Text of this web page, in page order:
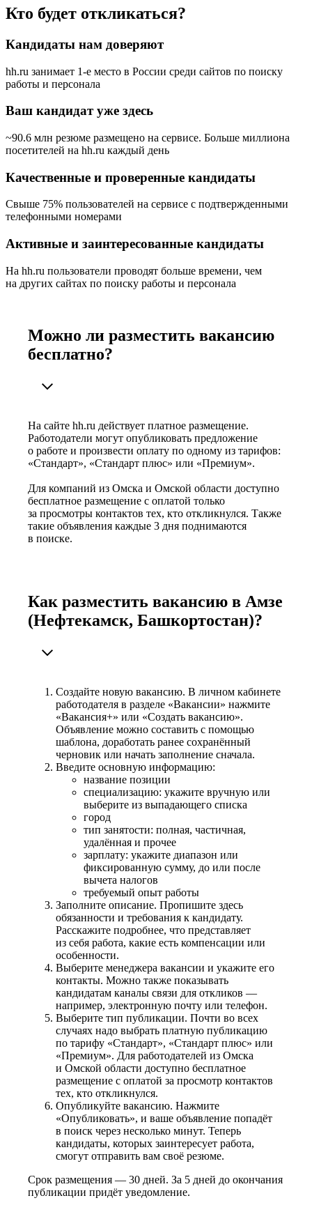
Кто будет откликаться?
Кандидаты нам доверяют
hh.ru занимает 1-е место в России среди сайтов по поиску
работы и персонала
Ваш кандидат уже здесь
~90.6 млн резюме размещено на сервисе. Больше миллиона
посетителей на hh.ru каждый день
Качественные и проверенные кандидаты
Свыше 75% пользователей на сервисе с подтвержденными
телефонными номерами
Активные и заинтересованные кандидаты
На hh.ru пользователи проводят больше времени, чем
на других сайтах по поиску работы и персонала
Можно ли разместить вакансию
бесплатно?
На сайте hh.ru действует платное размещение.
Работодатели могут опубликовать предложение
о работе и произвести оплату по одному из тарифов:
«Стандарт», «Стандарт плюс» или «Премиум».
Для компаний из Омска и Омской области доступно
бесплатное размещение с оплатой только
за просмотры контактов тех, кто откликнулся. Также
такие объявления каждые 3 дня поднимаются
в поиске.
Как разместить вакансию в Амзе
(Нефтекамск, Башкортостан)?
Создайте новую вакансию. В личном кабинете
работодателя в разделе «Вакансии» нажмите
«Вакансия+» или «Создать вакансию».
Объявление можно составить с помощью
шаблона, доработать ранее сохранённый
черновик или начать заполнение сначала.
Введите основную информацию:
название позиции
специализацию: укажите вручную или
выберите из выпадающего списка
город
тип занятости: полная, частичная,
удалённая и прочее
зарплату: укажите диапазон или
фиксированную сумму, до или после
вычета налогов
требуемый опыт работы
Заполните описание. Пропишите здесь
обязанности и требования к кандидату.
Расскажите подробнее, что представляет
из себя работа, какие есть компенсации или
особенности.
Выберите менеджера вакансии и укажите его
контакты. Можно также показывать
кандидатам каналы связи для откликов —
например, электронную почту или телефон.
Выберите тип публикации. Почти во всех
случаях надо выбрать платную публикацию
по тарифу «Стандарт», «Стандарт плюс» или
«Премиум». Для работодателей из Омска
и Омской области доступно бесплатное
размещение с оплатой за просмотр контактов
тех, кто откликнулся.
Опубликуйте вакансию. Нажмите
«Опубликовать», и ваше объявление попадёт
в поиск через несколько минут. Теперь
кандидаты, которых заинтересует работа,
смогут отправить вам своё резюме.
Срок размещения — 30 дней. За 5 дней до окончания
публикации придёт уведомление.